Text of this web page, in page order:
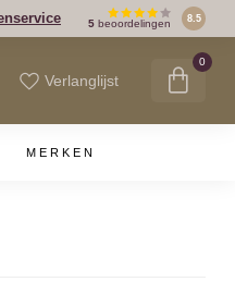
5 beoordelingen 8.5
Verlanglijst
0
MERKEN